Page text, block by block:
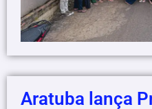
Aratuba lança